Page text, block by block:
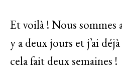
Et voilà ! Nous
y a deux jours et j’ai
cela fait deux semaines !